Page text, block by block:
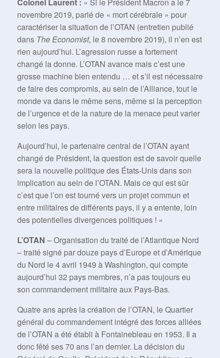
novembre 2019, parlé de « mort cérébrale » pour
caractériser la situation de l’OTAN (entretien publié
dans The Economist, le 8 novembre 2019), il n’en est
rien aujourd’hui. L’agression russe a fortement
changé la donne. L’OTAN avance mais c’est une
grosse machine bien entendu … et s’il est nécessaire
de faire des compromis, au sein de l’Alliance, tout le
monde va dans le même sens, même si la perception
de l’urgence et de la nature de la menace peut varier
selon les pays.
Aujourd’hui, le partenaire central de l’OTAN ayant
changé de Président, la question est de savoir quelle
sera la nouvelle politique des États-Unis dans son
implication au sein de l’OTAN. Mais ce qui est sûr
c’est que l’on est tourné vers un projet commun et
entre militaires de différents pays, il y a entente, loin
des potentielles divergences politiques ! »
L’OTAN – Organisation du traité de l’Atlantique Nord
– traité signé par douze pays d’Europe et d’Amérique
du Nord le 4 avril 1949 à Washington, qui compte
aujourd’hui 32 pays membres, n’a pas toujours eu
son commandement militaire aux Pays-Bas.
Quatre ans après la création de l’OTAN, le Quartier
général du commandement intégré des forces alliées
de l’OTAN a été établi à Fontainebleau en 1953. Il a
donc fêté ses 70 ans l’an dernier. La décision du